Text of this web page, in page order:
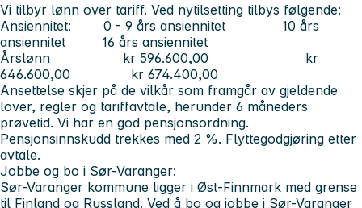
Vi tilbyr lønn over tariff. Ved nytilsetting tilbys følgende:
Ansiennitet: 0 - 9 års ansiennitet 10 års
ansiennitet 16 års ansiennitet
Årslønn kr 596.600,00 kr
646.600,00 kr 674.400,00
Ansettelse skjer på de vilkår som framgår av gjeldende
lover, regler og tariffavtale, herunder 6 måneders
prøvetid. Vi har en god pensjonsordning.
Pensjonsinnskudd trekkes med 2 %. Flyttegodgjøring etter
avtale.
Jobbe og bo i Sør-Varanger:
Sør-Varanger kommune ligger i Øst-Finnmark med grense
til Finland og Russland. Ved å bo og jobbe i Sør-Varanger